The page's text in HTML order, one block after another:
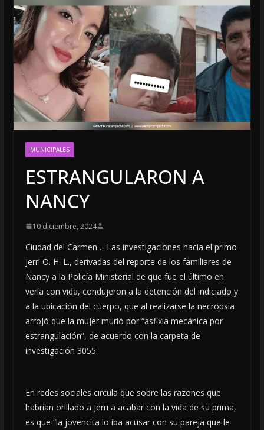
MUNICIPALES
ESTRANGULARON A
NANCY
10 diciembre, 2024
Ciudad del Carmen .- Las investigaciones hacia el primo
Jerri O. H. L., derivadas del reporte de los familiares de
Nancy a la Policía Ministerial de que fue el último en
verla con vida, condujeron a la detención del indiciado y
a la ubicación del cuerpo, que al realizarse la necropsia
arrojó que la mujer murió por “asfixia mecánica por
estrangulación”, de acuerdo con la carpeta de
investigación 3055.
En redes sociales circula que sobre las razones que
habrían orillado a Jerri a acabar con la vida de su prima,
es que “la jovencita lo iba acusar con su pareja que le